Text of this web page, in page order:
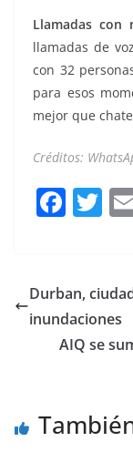
Llamadas con
llamadas de
con 32
para esos
mejor que
Créditos:
F
a
e
b
o
T
w
er
Durban,
inundaciones
AIQ se